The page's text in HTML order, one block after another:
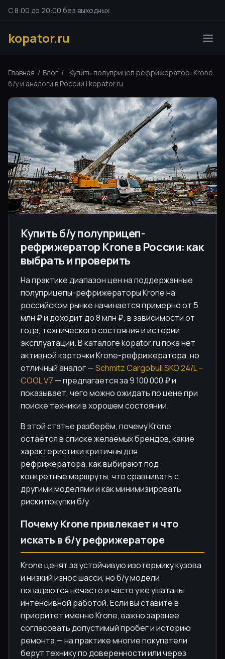
С 8:00 до 20:00 без выходных
kopator.ru
Главная / Блог /
Купить полуприцеп рефрижератор: Krone
б/у и аналоги в России | kopator.ru
Купить б/у полуприцеп-
рефрижератор Krone в России: как
выбрать и проверить
На практике диапазон цен на поддержанные
полуприцепы-рефрижераторы Krone на
российском рынке начинается примерно от 5
млн ₽ и доходит до 8 млн ₽, в зависимости от
года, технического состояния и истории
эксплуатации. В каталоге kopator.ru пока нет
активной карточки Krone-рефрижератора, но
отличный аналог —Schmitz Cargobull SKO 24/L –
COOL V7 — предлагается за 9 100 000 ₽ и
показывает, чего можно ожидать по цене при
поиске техники в хорошем состоянии.
В этой статье разберём, почему Krone
остаётся в списке желаемых брендов, какие
характеристики критичны для
рефрижератора, как выбирают под
конкретные маршруты, что сравнивать с
другими моделями и как минимизировать
риски покупки б/у.
Почему Krone привлекает и что
искать в б/у рефрижераторе
Krone ценят за устойчивую изотермику кузова
и низкий износ шасси, но б/у модели
попадаются нечасто и часто уже ушатаны
интенсивной работой. Если вы ставите в
приоритет именно Krone, важно заранее
согласовать допустимый пробег и историю
ремонта — на практике многие покупатели
берут технику по доверенности или через